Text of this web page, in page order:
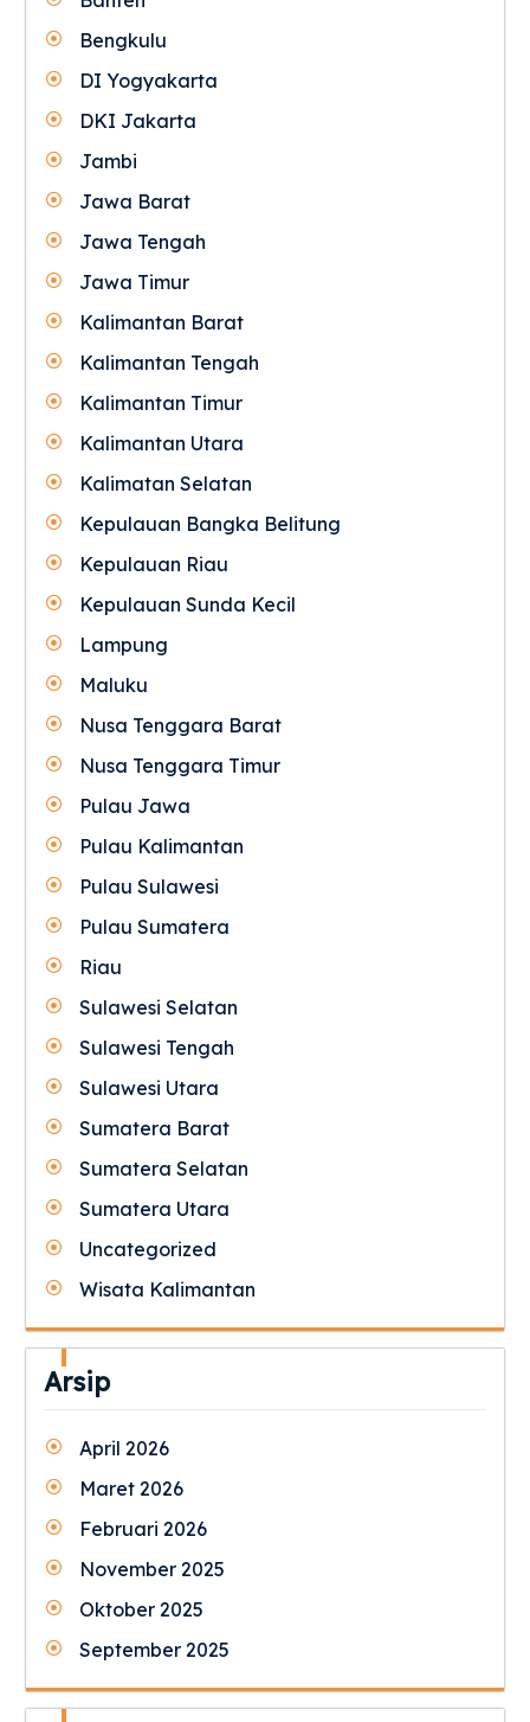
Bengkulu
DI Yogyakarta
DKI Jakarta
Jambi
Jawa Barat
Jawa Tengah
Jawa Timur
Kalimantan Barat
Kalimantan Tengah
Kalimantan Timur
Kalimantan Utara
Kalimatan Selatan
Kepulauan Bangka Belitung
Kepulauan Riau
Kepulauan Sunda Kecil
Lampung
Maluku
Nusa Tenggara Barat
Nusa Tenggara Timur
Pulau Jawa
Pulau Kalimantan
Pulau Sulawesi
Pulau Sumatera
Riau
Sulawesi Selatan
Sulawesi Tengah
Sulawesi Utara
Sumatera Barat
Sumatera Selatan
Sumatera Utara
Uncategorized
Wisata Kalimantan
Arsip
April 2026
Maret 2026
Februari 2026
November 2025
Oktober 2025
September 2025